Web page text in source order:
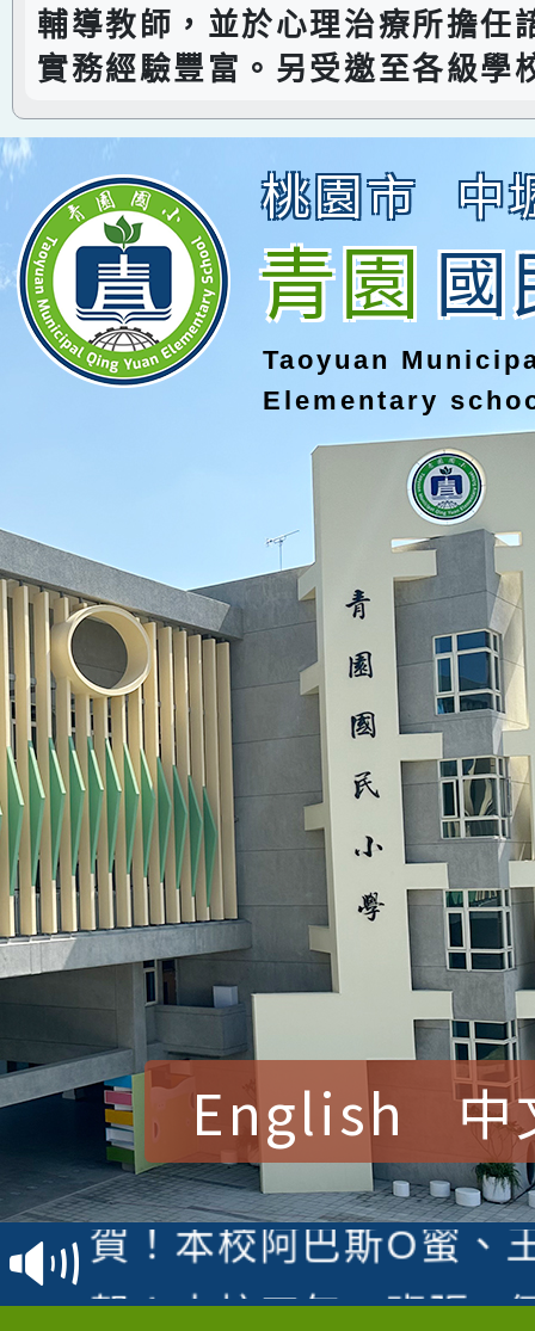
輔導教師，並於心理治療所擔任
實務經驗豐富。另受邀至各級學
桃園市 中
青園國
Taoyuan
Elementary
English 中
賀！本校參加桃園市中
賽 洪綺君教師榮獲社
名
賀！本校阿巴斯O蜜、
倩參加桃園市科展 國
賀！本校四年二班張O